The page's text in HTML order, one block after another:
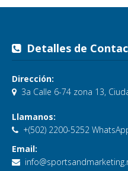
Detalles de
Dirección:
3a Calle 6-74 zona 13,
Llamanos:
+(502) 2200-5252
Email: